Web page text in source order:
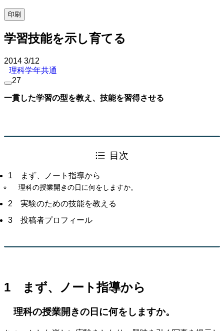
印刷
学習技能を示し育てる
2014 3/12
理科学年共通
27
一貫した学習の型を教え、技能を習得させる
目次
1 まず、ノート指導から
理科の授業開きの日に何をしますか。
2 実験のための技能を教える
3 投稿者プロフィール
1 まず、ノート指導から
理科の授業開きの日に何をしますか。